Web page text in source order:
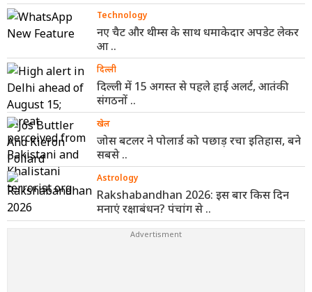
Technology
नए चैट और थीम्स के साथ धमाकेदार अपडेट लेकर
आ ..
दिल्ली
दिल्ली में 15 अगस्त से पहले हाई अलर्ट, आतंकी
संगठनों ..
खेल
जोस बटलर ने पोलार्ड को पछाड़ रचा इतिहास, बने
सबसे ..
Astrology
Rakshabandhan 2026: इस बार किस दिन
मनाएं रक्षाबंधन? पंचांग से ..